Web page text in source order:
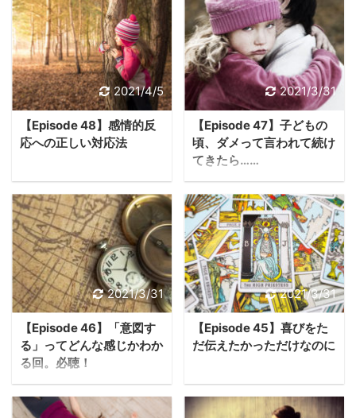
2021/4/5
【Episode 48】感情的反
応への正しい対応法
2021/3/31
【Episode 47】子どもの
頃、ダメって言われて続け
てきたら……
2021/3/31
【Episode 46】「意図す
る」ってどんな感じかわか
る回。必聴！
2021/3/31
【Episode 45】喜びをた
だ伝えたかっただけなのに